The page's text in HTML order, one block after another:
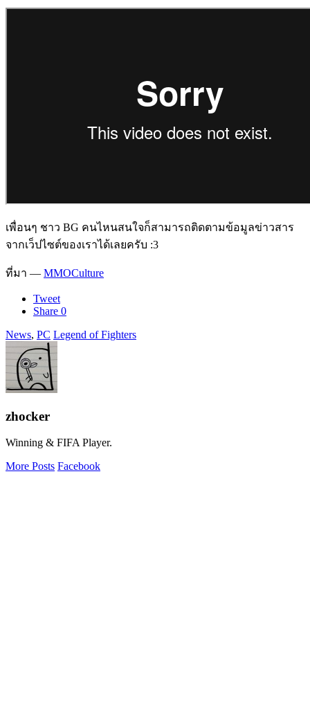
เพื่อนๆ ชาว BG คนไหนสนใจก็สามารถติดตามข้อมูลข่าวสาร
จากเว็ปไซต์ของเราได้เลยครับ :3
ที่มา — MMOCulture
Tweet
Share 0
News, PC Legend of Fighters
zhocker
Winning & FIFA Player.
More Posts Facebook